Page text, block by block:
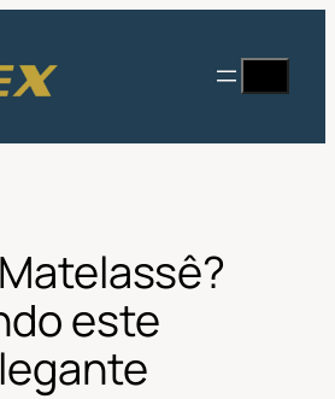
este